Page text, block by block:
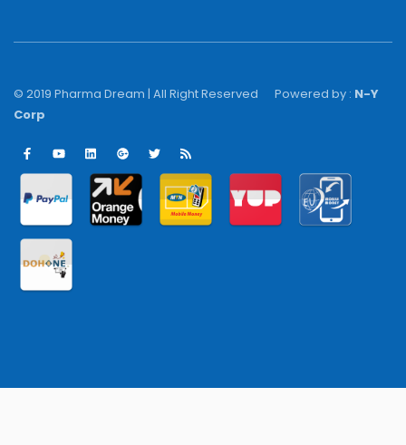
© 2019 Pharma Dream | All Right Reserved Powered by : N-Y
Corp